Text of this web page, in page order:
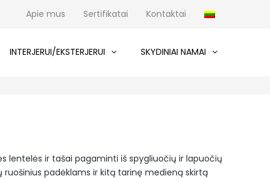
Apie mus Sertifikatai Kontaktai
INTERJERUI/EKSTERJERUI SKYDINIAI NAMAI
lentelės ir tašai pagaminti iš spygliuočių ir lapuočių
padėklams ir kitą tarinę medieną skirtą